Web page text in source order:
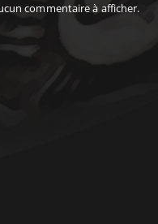
commentaire à afficher.